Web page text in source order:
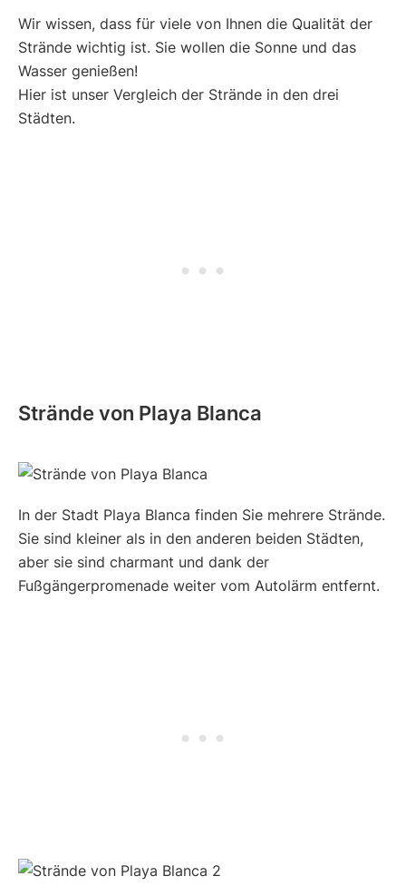
Wir wissen, dass für viele von Ihnen die Qualität der
Strände wichtig ist. Sie wollen die Sonne und das
Wasser genießen!
Hier ist unser Vergleich der Strände in den drei
Städten.
Strände von Playa Blanca
In der Stadt Playa Blanca finden Sie mehrere Strände.
Sie sind kleiner als in den anderen beiden Städten,
aber sie sind charmant und dank der
Fußgängerpromenade weiter vom Autolärm entfernt.